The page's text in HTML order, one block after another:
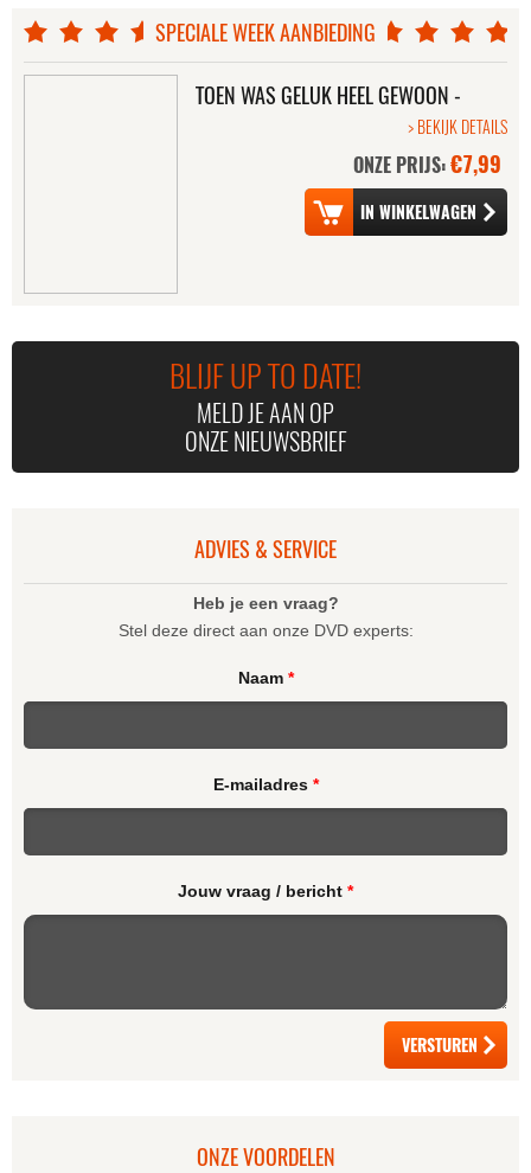
SPECIAL DELIVERY
STRIKE BACK -
SEPARATE LIES
SPECIALE WEEK AANBIEDING
TOEN WAS GELUK HEEL GEWOON -
> BEKIJK DETAILS
ONZE PRIJS:€7,99
BLIJF UP TO DATE!
MELD JE AAN OP
ONZE NIEUWSBRIEF
ADVIES & SERVICE
Heb je een vraag?
Stel deze direct aan onze DVD experts:
Naam *
E-mailadres *
Jouw vraag / bericht *
ONZE VOORDELEN